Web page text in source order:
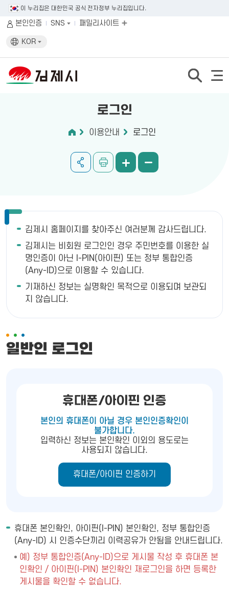
이 누리집은 대한민국 공식 전자정부 누리집입니다.
본인인증 SNS 패밀리사이트
KOR
로그인
이용안내 로그인
김제시 홈페이지를 찾아주신 여러분께 감사드립니다.
김제시는 비회원 로그인인 경우 주민번호를 이용한 실
명인증이 아닌 I-PIN(아이핀) 또는 정부 통합인증
(Any-ID)으로 이용할 수 있습니다.
기재하신 정보는 실명확인 목적으로 이용되며 보관되
지 않습니다.
일반인 로그인
휴대폰/아이핀 인증
본인의 휴대폰이 아닐 경우 본인인증확인이
불가합니다.
입력하신 정보는 본인확인 이외의 용도로는
사용되지 않습니다.
휴대폰/아이핀 인증하기
휴대폰 본인확인, 아이핀(I-PIN) 본인확인, 정부 통합인증
(Any-ID) 시 인증수단끼리 이력공유가 안됨을 안내드립니다.
예) 정부 통합인증(Any-ID)으로 게시물 작성 후 휴대폰 본
인확인 / 아이핀(I-PIN) 본인확인 재로그인을 하면 등록한
게시물을 확인할 수 없습니다.